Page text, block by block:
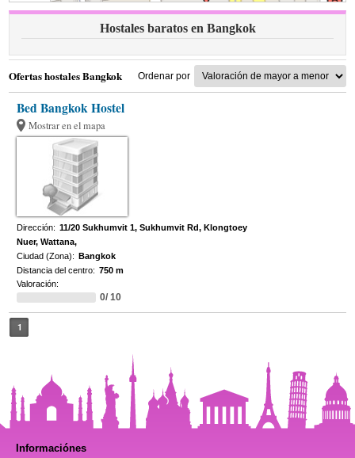
Hostales baratos en Bangkok
Ofertas hostales Bangkok Ordenar por
Bed Bangkok Hostel
Mostrar en el mapa
Dirección: 11/20 Sukhumvit 1, Sukhumvit Rd, Klongtoey
Nuer, Wattana,
Ciudad (Zona): Bangkok
Distancia del centro: 750 m
Valoración:
0/ 10
1
Informaciónes